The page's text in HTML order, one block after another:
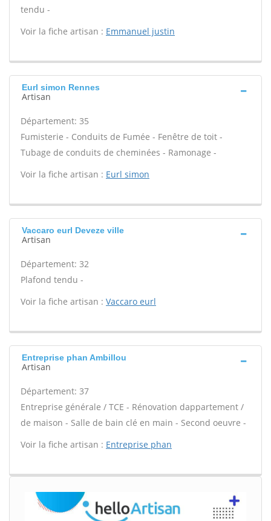
tendu -
Voir la fiche artisan : Emmanuel justin
Eurl simon Rennes
Artisan
Département: 35
Fumisterie - Conduits de Fumée - Fenêtre de toit -
Tubage de conduits de cheminées - Ramonage -
Voir la fiche artisan : Eurl simon
Vaccaro eurl Deveze ville
Artisan
Département: 32
Plafond tendu -
Voir la fiche artisan : Vaccaro eurl
Entreprise phan Ambillou
Artisan
Département: 37
Entreprise générale / TCE - Rénovation dappartement /
de maison - Salle de bain clé en main - Second oeuvre -
Voir la fiche artisan : Entreprise phan